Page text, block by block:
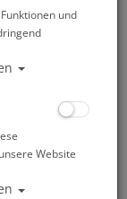
und
Website